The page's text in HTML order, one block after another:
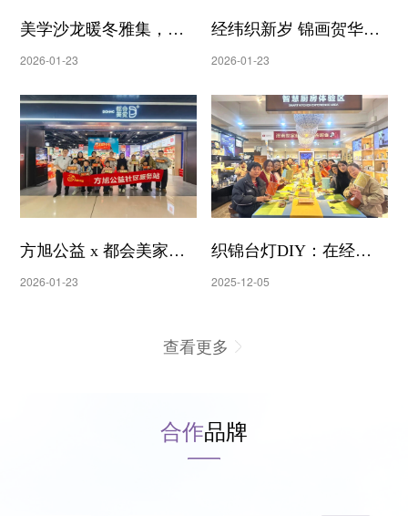
美学沙龙暖冬雅集，在
手作时光里邂逅新年之
美
2026-01-23
经纬织新岁 锦画贺华年
| 方旭公益 x 泽南世家
——非遗织锦画DIY沙
2026-01-23
方旭公益 x 都会美家新
2026-01-23
织锦台灯DIY：在经纬
2025-12-05
查看更多
合作品牌